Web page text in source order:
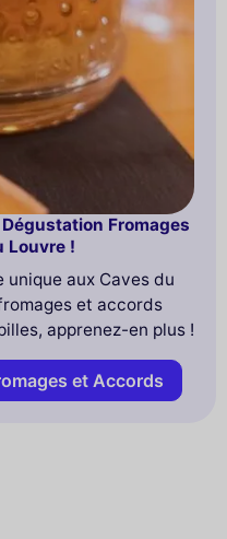
Fromages
Louvre !
unique aux Caves du
et accords
apprenez-en plus !
et Accords